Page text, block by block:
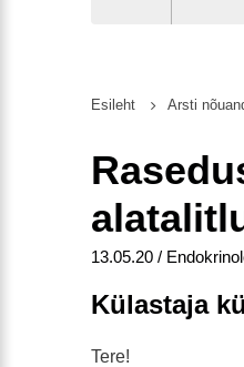
Esileht Arsti
13.05.20 /
Külastaja
Tere!